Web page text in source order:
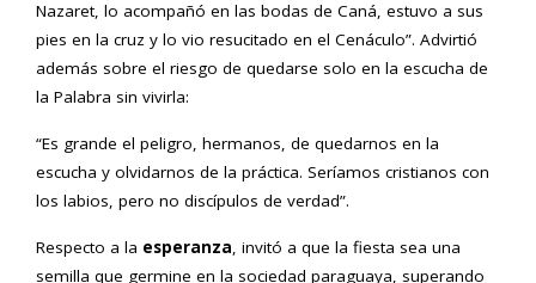
Nazaret, lo acompañó en las bodas de Caná, estuvo a sus
pies en la cruz y lo vio resucitado en el Cenáculo”. Advirtió
además sobre el riesgo de quedarse solo en la escucha de
la Palabra sin vivirla:
“Es grande el peligro, hermanos, de quedarnos en la
escucha y olvidarnos de la práctica. Seríamos cristianos con
los labios, pero no discípulos de verdad”.
Respecto a la esperanza, invitó a que la fiesta sea una
semilla que germine en la sociedad paraguaya, superando